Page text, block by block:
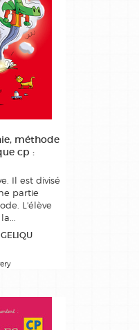
méthode
cp :
Il est divisé
partie
L'élève